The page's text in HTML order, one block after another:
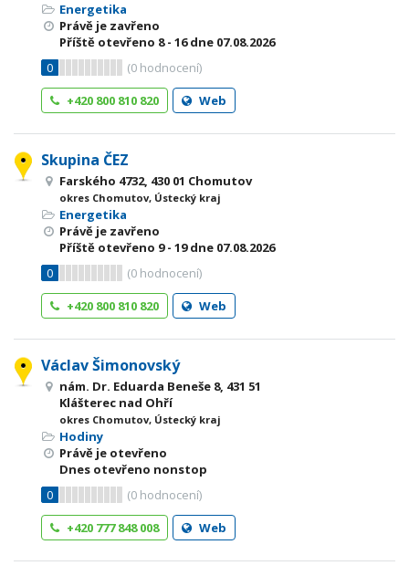
Energetika
Právě je zavřeno
Příště otevřeno 8 - 16dne 07.08.2026
0
(0 hodnocení)
+420 800 810 820
Web
Skupina ČEZ
Farského 4732, 430 01 Chomutov
okres Chomutov, Ústecký kraj
Energetika
Právě je zavřeno
Příště otevřeno 9 - 19dne 07.08.2026
0
(0 hodnocení)
+420 800 810 820
Web
Václav Šimonovský
nám. Dr. Eduarda Beneše 8, 431 51
Klášterec nad Ohří
okres Chomutov, Ústecký kraj
Hodiny
Právě je otevřeno
Dnes otevřeno nonstop
0
(0 hodnocení)
+420 777 848 008
Web